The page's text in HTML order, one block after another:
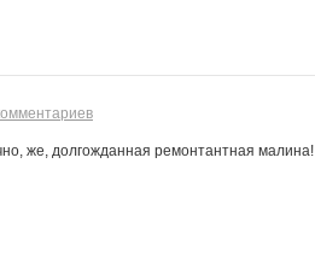
же, долгожданная ремонтантная малина!